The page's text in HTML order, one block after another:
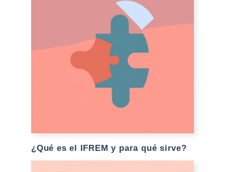
¿Qué es el IFREM y para qué sirve?